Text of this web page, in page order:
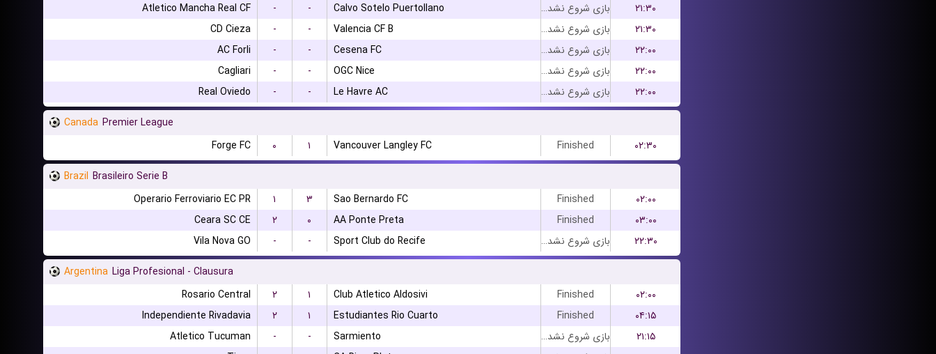
Atletico Mancha Real CF
- - Calvo Sotelo Puertollano بازی شروع نشده است
۲۱:۳۰
CD Cieza
- - Valencia CF B بازی شروع نشده است
۲۱:۳۰
AC Forli
- - Cesena FC بازی شروع نشده است
۲۲:۰۰
Cagliari
- - OGC Nice بازی شروع نشده است
۲۲:۰۰
Real Oviedo
- - Le Havre AC بازی شروع نشده است
۲۲:۰۰
Canada Premier League
Forge FC
۰ ۱ Vancouver Langley FC Finished
۰۲:۳۰
Brazil Brasileiro Serie B
Operario Ferroviario EC PR
۱ ۳ Sao Bernardo FC Finished
۰۲:۰۰
Ceara SC CE
۲ ۰ AA Ponte Preta Finished
۰۳:۰۰
Vila Nova GO
- - Sport Club do Recife بازی شروع نشده است
۲۲:۳۰
Argentina Liga Profesional - Clausura
Rosario Central
۲ ۱ Club Atletico Aldosivi Finished
۰۲:۰۰
Independiente Rivadavia
۲ ۱ Estudiantes Rio Cuarto Finished
۰۴:۱۵
Atletico Tucuman
- - Sarmiento بازی شروع نشده است
۲۱:۱۵